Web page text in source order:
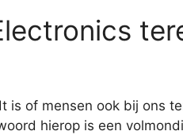
is of mensen ook bij ons
hierop is een